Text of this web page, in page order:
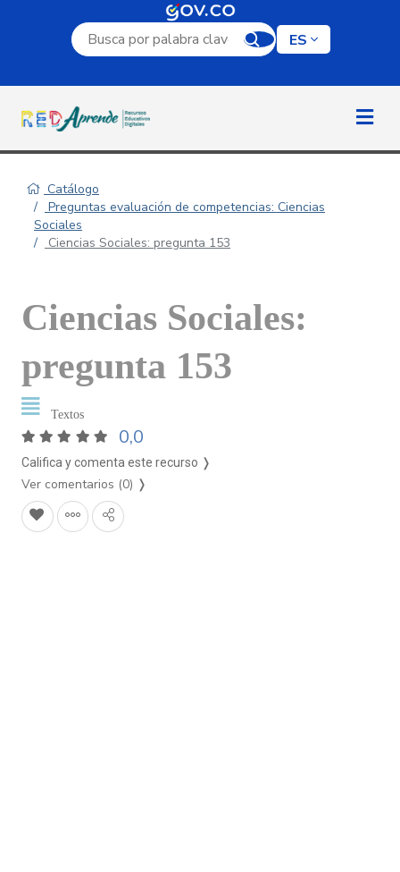
Campo de búsqueda por palabra clave
ES
Catálogo
Preguntas evaluación de competencias: Ciencias
Sociales
Ciencias Sociales: pregunta 153
Ciencias Sociales:
pregunta 153
Textos
0,0
Califica y comenta este recurso ❭
Ver comentarios (0) ❭